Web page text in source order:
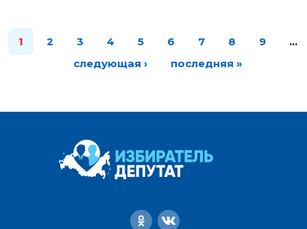
1 2 3 4 5 6 7 8 9
…
следующая ›
последняя »